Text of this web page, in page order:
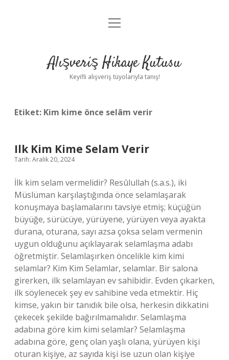
Anasayfa
Yasal Uyarı
menüyü
Alışveriş Hikaye Kutusu
Keyifli alışveriş tüyolarıyla tanış!
Etiket: Kim kime önce selâm verir
Ilk Kim Kime Selam Verir
Tarih: Aralık 20, 2024
İlk kim selam vermelidir? Resûlullah (s.a.s.), iki
Müslüman karşılaştığında önce selamlaşarak
konuşmaya başlamalarını tavsiye etmiş; küçüğün
büyüğe, sürücüye, yürüyene, yürüyen veya ayakta
durana, oturana, sayı azsa çoksa selam vermenin
uygun olduğunu açıklayarak selamlaşma adabı
öğretmiştir. Selamlaşırken öncelikle kim kimi
selamlar? Kim Kim Selamlar, selamlar. Bir salona
girerken, ilk selamlayan ev sahibidir. Evden çıkarken,
ilk söylenecek şey ev sahibine veda etmektir. Hiç
kimse, yakın bir tanıdık bile olsa, herkesin dikkatini
çekecek şekilde bağırılmamalıdır. Selamlaşma
adabına göre kim kimi selamlar? Selamlaşma
adabına göre, genç olan yaşlı olana, yürüyen kişi
oturan kişiye, az sayıda kişi ise uzun olan kişiye